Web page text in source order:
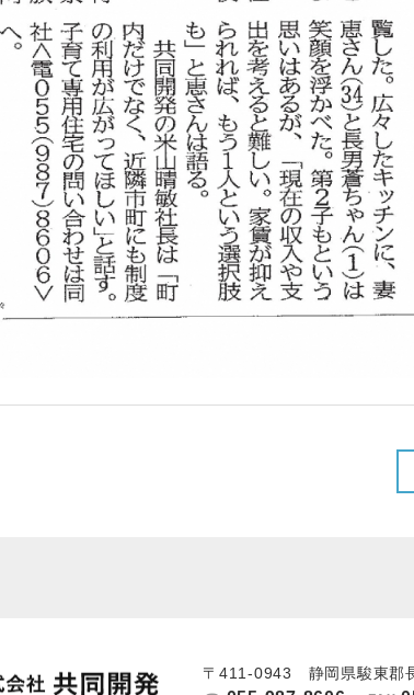
〒411-0943 静岡県駿東郡